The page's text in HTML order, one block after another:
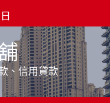
、信用貸款